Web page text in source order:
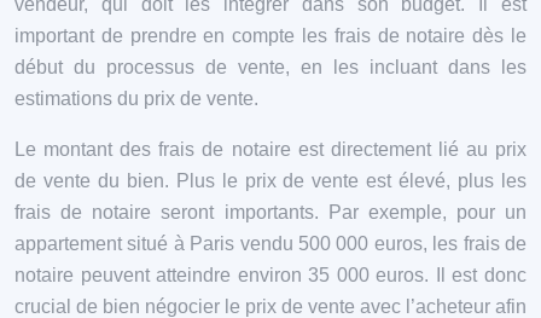
important de prendre en compte les frais de notaire dès le
début du processus de vente, en les incluant dans les
estimations du prix de vente.
Le montant des frais de notaire est directement lié au prix
de vente du bien. Plus le prix de vente est élevé, plus les
frais de notaire seront importants. Par exemple, pour un
appartement situé à Paris vendu 500 000 euros, les frais de
notaire peuvent atteindre environ 35 000 euros. Il est donc
crucial de bien négocier le prix de vente avec l’acheteur afin